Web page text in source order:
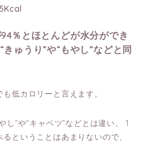
％とほとんどが水分ができ
きゅうり”や“もやし”などと同
低カロリーと言えます。
し”や“キャベツ”などとは違い、
1
ということはあまりないので、